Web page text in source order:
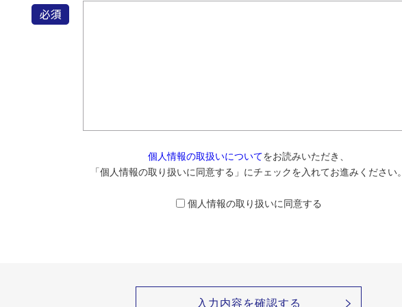
個人情報の取扱いについてをお読みいただき、
「個人情報の取り扱いに同意する」にチェックを入れてお進みください
個人情報の取り扱いに同意する
入力内容を確認する